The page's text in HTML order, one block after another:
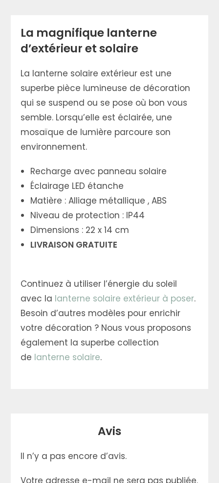
La magnifique lanterne
d’extérieur et solaire
La lanterne solaire extérieur est une
superbe pièce lumineuse de décoration
qui se suspend ou se pose où bon vous
semble. Lorsqu’elle est éclairée, une
mosaïque de lumière parcoure son
environnement.
Recharge avec panneau solaire
Éclairage LED étanche
Matière : Alliage métallique , ABS
Niveau de protection : IP44
Dimensions : 22 x 14 cm
LIVRAISON GRATUITE
Continuez à utiliser l’énergie du soleil
avec la lanterne solaire extérieur à poser.
Besoin d’autres modèles pour enrichir
votre décoration ? Nous vous proposons
également la superbe collection
de lanterne solaire.
Avis
Il n’y a pas encore d’avis.
Votre adresse e-mail ne sera pas publiée.